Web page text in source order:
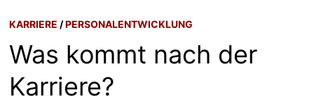
KARRIERE /PERSONALENTWICKLUNG
Was kommt nach der
Karriere?